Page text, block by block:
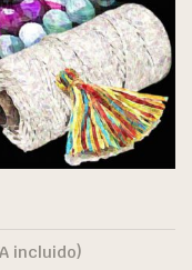
incluido)